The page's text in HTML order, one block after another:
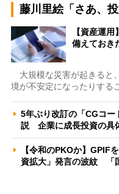
藤川里絵「さあ、
【資産運
備えておき
大規模な災害が起きると
境が不安定になったりする
5年ぶり改訂の「CGコー
説 企業に成長投資の具
【令和のPKOか】GPIF
資拡大」発言の波紋 「